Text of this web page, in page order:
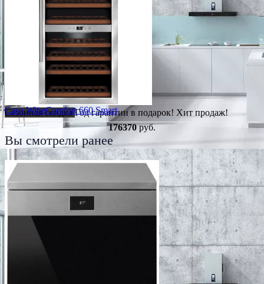
Сезонная скидкаГод гарантии в подарок! Хит продаж!
Caso WineComfort 660 Smart
176370руб.
Вы смотрели ранее